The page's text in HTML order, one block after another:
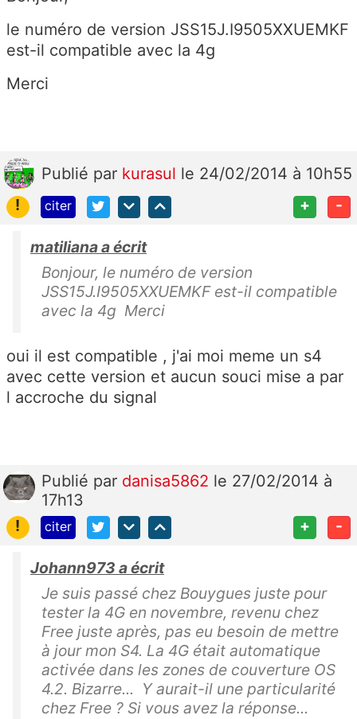
le numéro de version JSS15J.I9505XXUEMKF
est-il compatible avec la 4g
Merci
Publié par kurasul le 24/02/2014 à 10h55
!
citer + -
matiliana a écrit
Bonjour, le numéro de version
JSS15J.I9505XXUEMKF est-il compatible
avec la 4g Merci
oui il est compatible , j'ai moi meme un s4
avec cette version et aucun souci mise a par
l accroche du signal
Publié par danisa5862 le 27/02/2014 à
17h13
!
citer + -
Johann973 a écrit
Je suis passé chez Bouygues juste pour
tester la 4G en novembre, revenu chez
Free juste après, pas eu besoin de mettre
à jour mon S4. La 4G était automatique
activée dans les zones de couverture OS
4.2. Bizarre... Y aurait-il une particularité
chez Free ? Si vous avez la réponse...